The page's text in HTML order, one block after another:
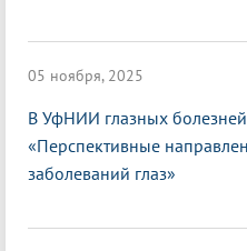
05 ноября, 2025
В УфНИИ глазных
«Перспективные
заболеваний глаз»